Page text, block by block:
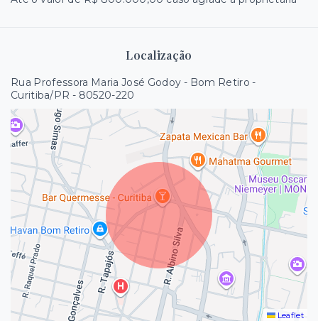
Localização
Rua Professora Maria José Godoy - Bom Retiro -
Curitiba/PR - 80520-220
Leaflet